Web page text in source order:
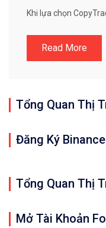
Khi lựa chọn
Read More
Tổng Quan Thị
Đăng Ký
Tổng Quan Thị
Mở Tài Khoản